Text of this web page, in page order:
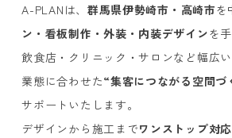
A-PLAN は、 群馬県伊勢崎市・高崎市を
ン・看板制作・外装・内装デザインを
飲食店・クリニック・サロンなど幅広
業態に合わせた“集客につながる空間づ
サポートいたします。
デザインから施工までワンストップ対応